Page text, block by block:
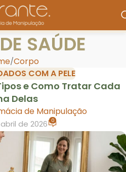
SAÚDE
Corpo
COM A PELE
e Como Tratar Cada
Delas
de Manipulação
de 2026 0